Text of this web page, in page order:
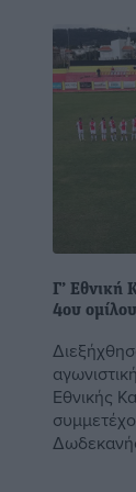
Γ’ Εθνική
4ου ομίλου
Εθνικής